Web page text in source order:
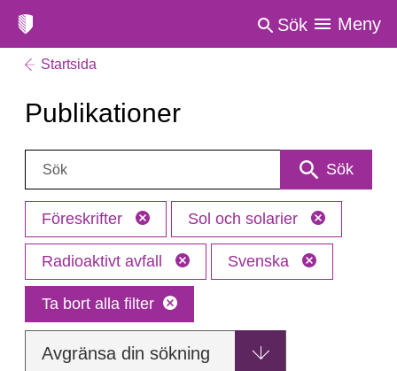
Sök Meny
Startsida
Publikationer
Sök: Sök
Föreskrifter Sol och solarier
Radioaktivt avfall Svenska
Ta bort alla filter
Avgränsa din sökning